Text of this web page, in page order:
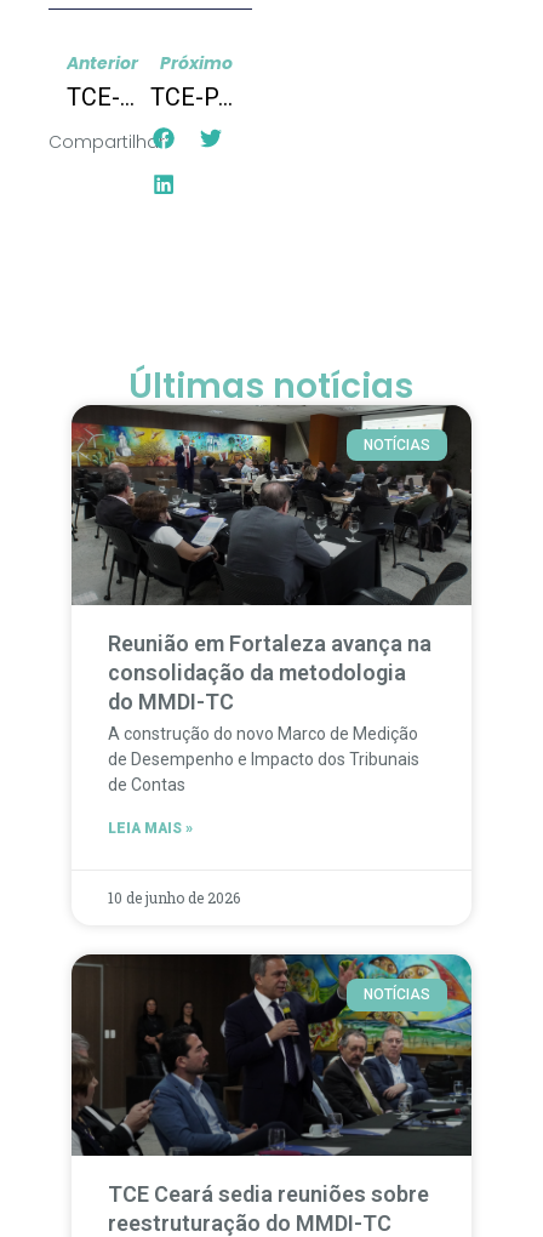
Anterior
TCE-AC: Fomento à formação de profissionais nas áreas de Programação, Web Design e Proteção de Dados segundo a LGPD
Próximo
TCE-PA: Programa Conversando com o Controle Interno
Compartilhar:
Últimas notícias
NOTÍCIAS
Reunião em Fortaleza avança na
consolidação da metodologia
do MMDI-TC
A construção do novo Marco de Medição
de Desempenho e Impacto dos Tribunais
de Contas
LEIA MAIS »
10 de junho de 2026
NOTÍCIAS
TCE Ceará sedia reuniões sobre
reestruturação do MMDI-TC